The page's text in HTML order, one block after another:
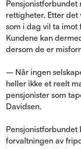
Pensjonistforbundet
rettigheter. Etter
som i dag vil ta imot
Kundene kan
dersom de er
– Når ingen
heller ikke et reelt
pensjonister som
Davidsen.
Pensjonistforbundet
forvaltningen av